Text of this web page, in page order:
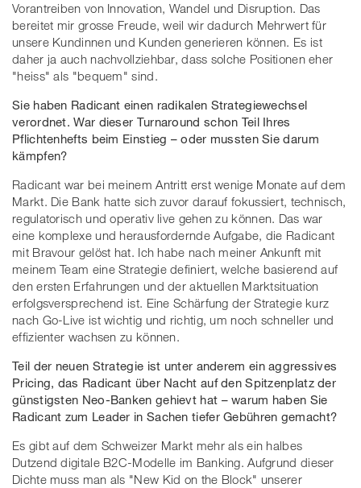
Vorantreiben von Innovation, Wandel und Disruption. Das
bereitet mir grosse Freude, weil wir dadurch Mehrwert für
unsere Kundinnen und Kunden generieren können. Es ist
daher ja auch nachvollziehbar, dass solche Positionen eher
"heiss" als "bequem" sind.
Sie haben Radicant einen radikalen Strategiewechsel
verordnet. War dieser Turnaround schon Teil Ihres
Pflichtenhefts beim Einstieg – oder mussten Sie darum
kämpfen?
Radicant war bei meinem Antritt erst wenige Monate auf dem
Markt. Die Bank hatte sich zuvor darauf fokussiert, technisch,
regulatorisch und operativ live gehen zu können. Das war
eine komplexe und herausfordernde Aufgabe, die Radicant
mit Bravour gelöst hat. Ich habe nach meiner Ankunft mit
meinem Team eine Strategie definiert, welche basierend auf
den ersten Erfahrungen und der aktuellen Marktsituation
erfolgsversprechend ist. Eine Schärfung der Strategie kurz
nach Go-Live ist wichtig und richtig, um noch schneller und
effizienter wachsen zu können.
Teil der neuen Strategie ist unter anderem ein aggressives
Pricing, das Radicant über Nacht auf den Spitzenplatz der
günstigsten Neo-Banken gehievt hat – warum haben Sie
Radicant zum Leader in Sachen tiefer Gebühren gemacht?
Es gibt auf dem Schweizer Markt mehr als ein halbes
Dutzend digitale B2C-Modelle im Banking. Aufgrund dieser
Dichte muss man als "New Kid on the Block" unserer